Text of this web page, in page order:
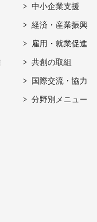
中小企業支援
経済・産業振興
雇用・就業促進
共創の取組
国際交流・協力
分野別メニュー